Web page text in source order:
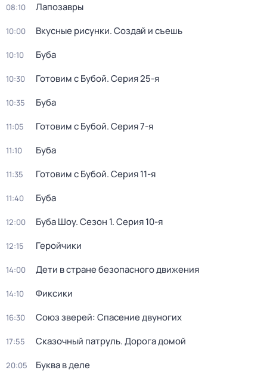
08:10 Лапозавры
10:00 Вкусные рисунки. Создай и съешь
10:10 Буба
10:30 Готовим с Бубой. Серия 25-я
10:35 Буба
11:05 Готовим с Бубой. Серия 7-я
11:10 Буба
11:35 Готовим с Бубой. Серия 11-я
11:40 Буба
12:00 Буба Шоу. Сезон 1. Серия 10-я
12:15 Геройчики
14:00 Дети в стране безопасного движения
14:10 Фиксики
16:30 Союз зверей: Спасение двуногих
17:55 Сказочный патруль. Дорога домой
20:05 Буква в деле